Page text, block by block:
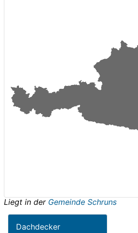
Liegt in der Gemeinde Schruns
Dachdecker